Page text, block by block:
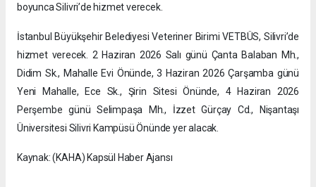
boyunca Silivri’de hizmet verecek.
İstanbul Büyükşehir Belediyesi Veteriner Birimi VETBÜS, Silivri’de
hizmet verecek. 2 Haziran 2026 Salı günü Çanta Balaban Mh.,
Didim Sk., Mahalle Evi Önünde, 3 Haziran 2026 Çarşamba günü
Yeni Mahalle, Ece Sk., Şirin Sitesi Önünde, 4 Haziran 2026
Perşembe günü Selimpaşa Mh., İzzet Gürçay Cd., Nişantaşı
Üniversitesi Silivri Kampüsü Önünde yer alacak.
Kaynak: (KAHA) Kapsül Haber Ajansı